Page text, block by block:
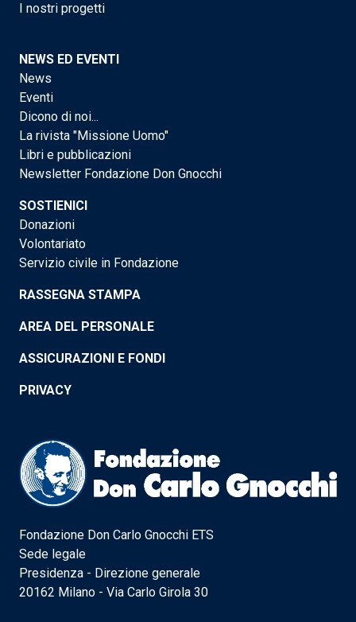
I nostri progetti
NEWS ED EVENTI
News
Eventi
Dicono di noi...
La rivista "Missione Uomo"
Libri e pubblicazioni
Newsletter Fondazione Don Gnocchi
SOSTIENICI
Donazioni
Volontariato
Servizio civile in Fondazione
RASSEGNA STAMPA
AREA DEL PERSONALE
ASSICURAZIONI E FONDI
PRIVACY
Fondazione Don Carlo Gnocchi ETS
Sede legale
Presidenza - Direzione generale
20162 Milano - Via Carlo Girola 30